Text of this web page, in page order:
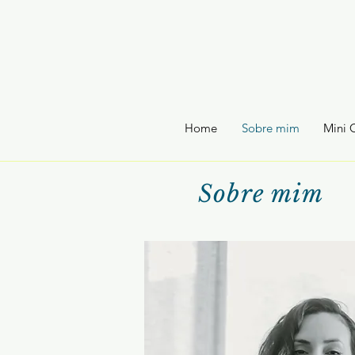
Home Sobre mim Mini
Sobre mim